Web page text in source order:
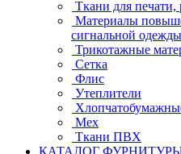
Ткани для печати,
Материалы
сигнальной одежды
Трикотажные
Сетка
Флис
Утеплители
Мех
Ткани ПВХ
КАТАЛОГ